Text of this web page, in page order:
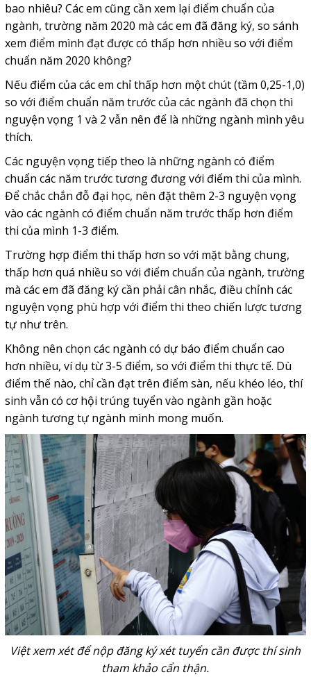
bao nhiêu? Các em cũng cần xem lại điểm chuẩn của
ngành, trường năm 2020 mà các em đã đăng ký, so sánh
xem điểm mình đạt được có thấp hơn nhiều so với điểm
chuẩn năm 2020 không?
Nếu điểm của các em chỉ thấp hơn một chút (tầm 0,25-1,0)
so với điểm chuẩn năm trước của các ngành đã chọn thì
nguyện vọng 1 và 2 vẫn nên để là những ngành mình yêu
thích.
Các nguyện vọng tiếp theo là những ngành có điểm
chuẩn các năm trước tương đương với điểm thi của mình.
Để chắc chắn đỗ đại học, nên đặt thêm 2-3 nguyện vọng
vào các ngành có điểm chuẩn năm trước thấp hơn điểm
thi của mình 1-3 điểm.
Trường hợp điểm thi thấp hơn so với mặt bằng chung,
thấp hơn quá nhiều so với điểm chuẩn của ngành, trường
mà các em đã đăng ký cần phải cân nhắc, điều chỉnh các
nguyện vọng phù hợp với điểm thi theo chiến lược tương
tự như trên.
Không nên chọn các ngành có dự báo điểm chuẩn cao
hơn nhiều, ví dụ từ 3-5 điểm, so với điểm thi thực tế. Dù
điểm thế nào, chỉ cần đạt trên điểm sàn, nếu khéo léo, thí
sinh vẫn có cơ hội trúng tuyển vào ngành gần hoặc
ngành tương tự ngành mình mong muốn.
Việt xem xét để nộp đăng ký xét tuyển cần được thí sinh
tham khảo cẩn thận.